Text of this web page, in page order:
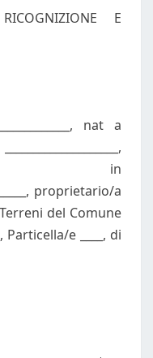
E
nat a
a in
proprietario/a
del Comune
Particella/e ____, di